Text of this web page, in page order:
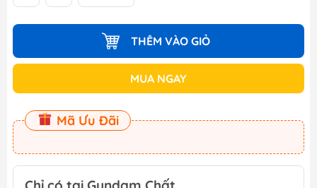
THÊM VÀO GIỎ
MUA NGAY
Mã Ưu Đãi